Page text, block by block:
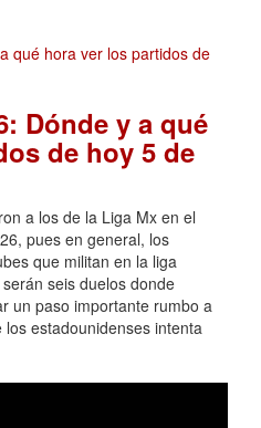
Dónde y a qué
de hoy 5 de
a los de la Liga Mx en el
pues en general, los
que militan en la liga
seis duelos donde
un paso importante rumbo a
estadounidenses intenta